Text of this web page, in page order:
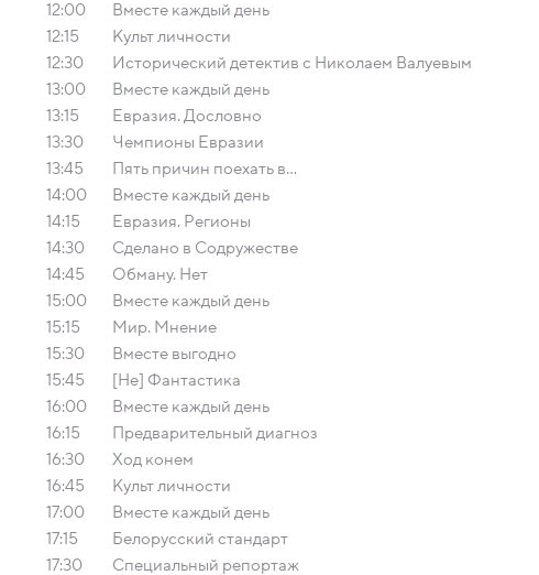
12:00
Вместе каждый день
12:15
Культ личности
12:30
Исторический детектив с Николаем Валуевым
13:00
Вместе каждый день
13:15
Евразия. Дословно
13:30
Чемпионы Евразии
13:45
Пять причин поехать в...
14:00
Вместе каждый день
14:15
Евразия. Регионы
14:30
Сделано в Содружестве
14:45
Обману. Нет
15:00
Вместе каждый день
15:15
Мир. Мнение
15:30
Вместе выгодно
15:45
[Не] Фантастика
16:00
Вместе каждый день
16:15
Предварительный диагноз
16:30
Ход конем
16:45
Культ личности
17:00
Вместе каждый день
17:15
Белорусский стандарт
17:30
Специальный репортаж